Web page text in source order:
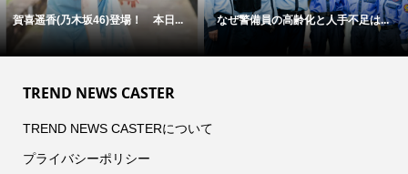
賀喜遥香(乃木坂46)登場！ 本日... なぜ警備員の高齢化と人手不足は...
TREND NEWS CASTER
TREND NEWS CASTERについて
プライバシーポリシー